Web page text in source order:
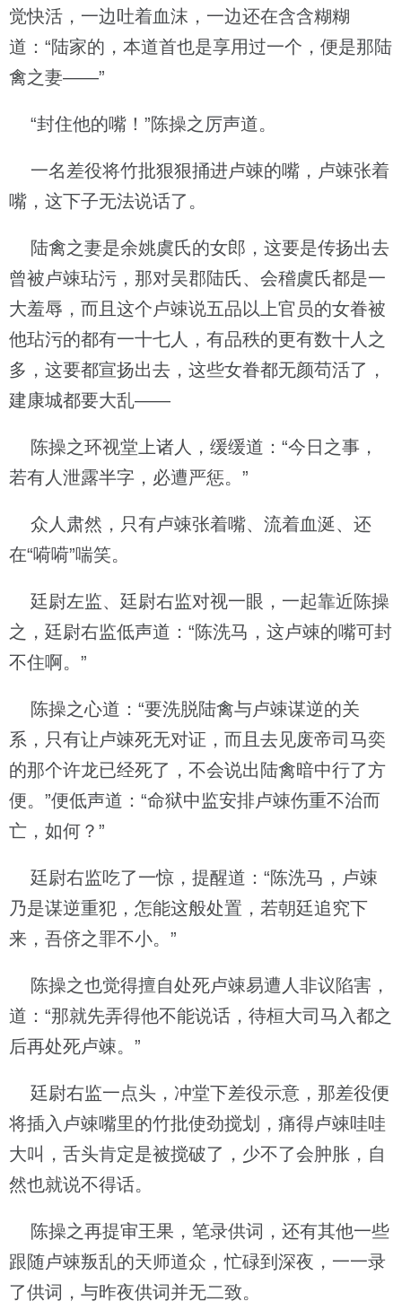
觉快活，一边吐着血沫，一边还在含含糊糊
道：“陆家的，本道首也是享用过一个，便是那陆
禽之妻——”
“封住他的嘴！”陈操之厉声道。
一名差役将竹批狠狠捅进卢竦的嘴，卢竦张着
嘴，这下子无法说话了。
陆禽之妻是余姚虞氏的女郎，这要是传扬出去
曾被卢竦玷污，那对吴郡陆氏、会稽虞氏都是一
大羞辱，而且这个卢竦说五品以上官员的女眷被
他玷污的都有一十七人，有品秩的更有数十人之
多，这要都宣扬出去，这些女眷都无颜苟活了，
建康城都要大乱——
陈操之环视堂上诸人，缓缓道：“今日之事，
若有人泄露半字，必遭严惩。”
众人肃然，只有卢竦张着嘴、流着血涎、还
在“嗬嗬”喘笑。
廷尉左监、廷尉右监对视一眼，一起靠近陈操
之，廷尉右监低声道：“陈洗马，这卢竦的嘴可封
不住啊。”
陈操之心道：“要洗脱陆禽与卢竦谋逆的关
系，只有让卢竦死无对证，而且去见废帝司马奕
的那个许龙已经死了，不会说出陆禽暗中行了方
便。”便低声道：“命狱中监安排卢竦伤重不治而
亡，如何？”
廷尉右监吃了一惊，提醒道：“陈洗马，卢竦
乃是谋逆重犯，怎能这般处置，若朝廷追究下
来，吾侪之罪不小。”
陈操之也觉得擅自处死卢竦易遭人非议陷害，
道：“那就先弄得他不能说话，待桓大司马入都之
后再处死卢竦。”
廷尉右监一点头，冲堂下差役示意，那差役便
将插入卢竦嘴里的竹批使劲搅划，痛得卢竦哇哇
大叫，舌头肯定是被搅破了，少不了会肿胀，自
然也就说不得话。
陈操之再提审王果，笔录供词，还有其他一些
跟随卢竦叛乱的天师道众，忙碌到深夜，一一录
了供词，与昨夜供词并无二致。